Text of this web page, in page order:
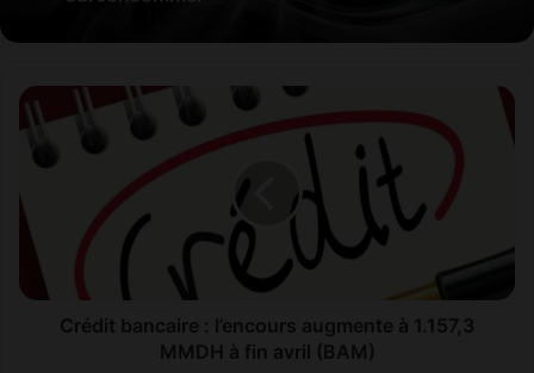
C
i
n
Crédit bancaire : l’encours augmente à 1.157,3
MMDH à fin avril (BAM)